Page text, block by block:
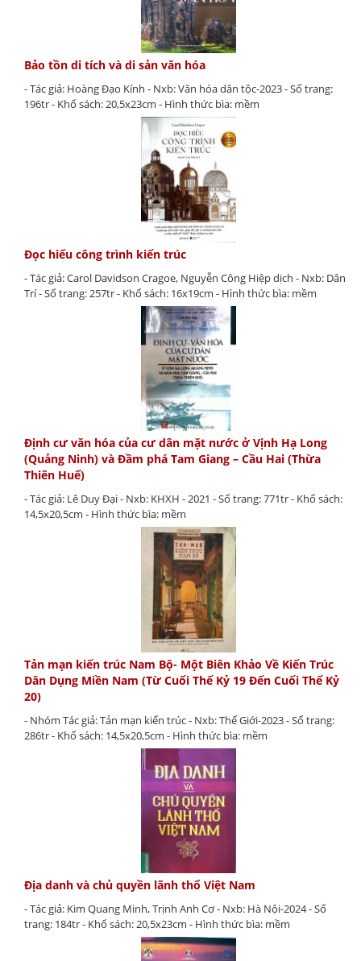
Bảo tồn di tích và di sản văn hóa
- Tác giả: Hoàng Đạo Kính - Nxb: Văn hóa dân tộc-2023 - Số trang:
196tr - Khổ sách: 20,5x23cm - Hình thức bìa: mềm
Đọc hiểu công trình kiến trúc
- Tác giả: Carol Davidson Cragoe, Nguyễn Công Hiệp dịch - Nxb: Dân
Trí - Số trang: 257tr - Khổ sách: 16x19cm - Hình thức bìa: mềm
Định cư văn hóa của cư dân mặt nước ở Vịnh Hạ Long
(Quảng Ninh) và Đầm phá Tam Giang – Cầu Hai (Thừa
Thiên Huế)
- Tác giả: Lê Duy Đại - Nxb: KHXH - 2021 - Số trang: 771tr - Khổ sách:
14,5x20,5cm - Hình thức bìa: mềm
Tản mạn kiến trúc Nam Bộ- Một Biên Khảo Về Kiến Trúc
Dân Dụng Miền Nam (Từ Cuối Thế Kỷ 19 Đến Cuối Thế Kỷ
20)
- Nhóm Tác giả: Tản mạn kiến trúc - Nxb: Thế Giới-2023 - Số trang:
286tr - Khổ sách: 14,5x20,5cm - Hình thức bìa: mềm
Địa danh và chủ quyền lãnh thổ Việt Nam
- Tác giả: Kim Quang Minh, Trịnh Anh Cơ - Nxb: Hà Nội-2024 - Số
trang: 184tr - Khổ sách: 20,5x23cm - Hình thức bìa: mềm